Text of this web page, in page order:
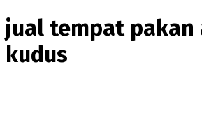
jual tempat pakan
kudus